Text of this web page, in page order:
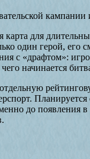
кампании
карта для
один герой, его
с «драфтом»:
начинается
до появления